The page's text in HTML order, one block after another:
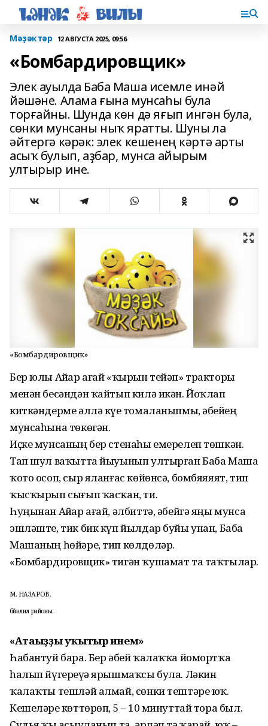
Мәҙәктәр 12 АВГУСТА 2025, 09:56
«Бомбардировщик»
Элек ауылда Баба Маша исемле инәй
йәшәне. Алама ғына мунсаһы була
торғайны. Шунда көн дә яғып ингән була,
сөнки мунсаны ныҡ яратты. Шуны ла
әйтергә кәрәк: элек кешенең кәртә арты
асыҡ булып, аҙбар, мунса айырым
ултырыр ине.
«Бомбардировщик»
Бер юлы Айҙар ағай «ҡырын тейәп» тракторы
менән бесәндән ҡайтып килә икән. Йоҡлап
киткәндерме әллә күҙе томаланыпмы, әбейҙең
мунсаһына төкөгән.
Иҫке мунсаның бер стенаһы емерелеп төшкән.
Тап шул ваҡытта йыуынып ултырған Баба Маша
ҡото осоп, сыр яланғас көйөнсә, бомбяяяят, тип
ҡысҡырып сығып ҡасҡан, ти.
Һуңынан Айҙар ағай, әлбиттә, әбейгә яңы мунса
эшләште, тик бик күп йылдар буйы унан, Баба
Машаның һөйәре, тип көлдөләр.
«Бомбардировщик» тигән ҡушамат та таҡтылар.
М. НАЗАРОВ.
Әбйәлил районы.
«Атағыҙҙы уҡытыр инем»
Һабантуй бара. Бер әбей ҡалаҡҡа йомортҡа
һалып йүгереүҙә ярышмаҡсы була. Ләкин
ҡалаҡты тешләй алмай, сөнки тештәре юҡ.
Кешеләрҙе көттөрөп, 5 – 10 минуттай тора был.